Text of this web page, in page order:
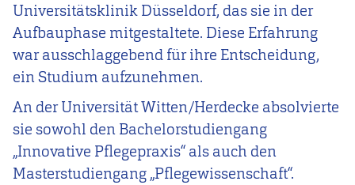
Universitätsklinik Düsseldorf, das sie in der
Aufbauphase mitgestaltete. Diese Erfahrung
war ausschlaggebend für ihre Entscheidung,
ein Studium aufzunehmen.
An der Universität Witten/Herdecke absolvierte
sie sowohl den Bachelorstudiengang
„Innovative Pflegepraxis“ als auch den
Masterstudiengang „Pflegewissenschaft“.